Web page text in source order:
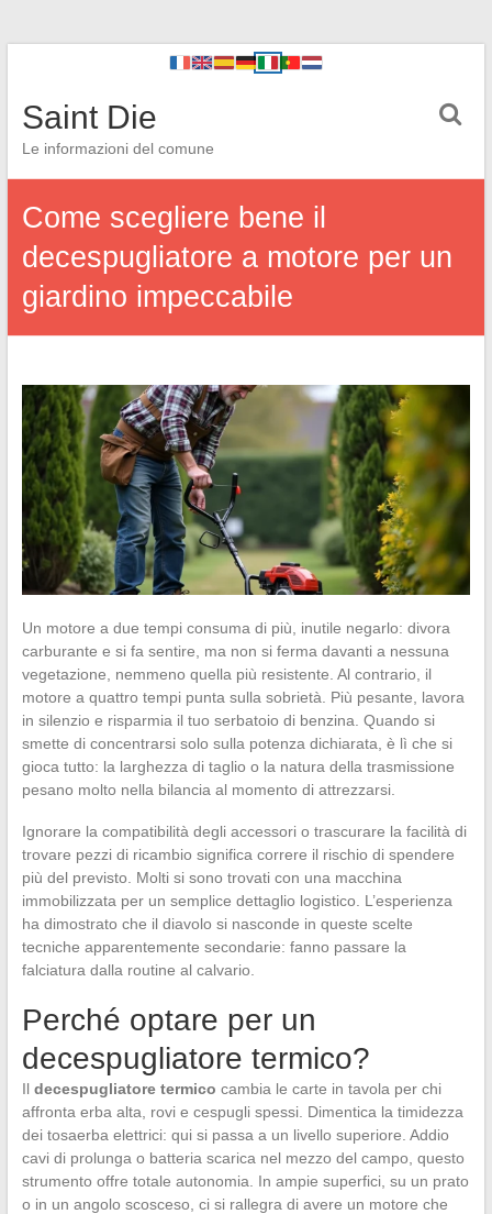
Saint Die
Le informazioni del comune
Come scegliere bene il
decespugliatore a motore per un
giardino impeccabile
Un motore a due tempi consuma di più, inutile negarlo: divora
carburante e si fa sentire, ma non si ferma davanti a nessuna
vegetazione, nemmeno quella più resistente. Al contrario, il
motore a quattro tempi punta sulla sobrietà. Più pesante, lavora
in silenzio e risparmia il tuo serbatoio di benzina. Quando si
smette di concentrarsi solo sulla potenza dichiarata, è lì che si
gioca tutto: la larghezza di taglio o la natura della trasmissione
pesano molto nella bilancia al momento di attrezzarsi.
Ignorare la compatibilità degli accessori o trascurare la facilità di
trovare pezzi di ricambio significa correre il rischio di spendere
più del previsto. Molti si sono trovati con una macchina
immobilizzata per un semplice dettaglio logistico. L’esperienza
ha dimostrato che il diavolo si nasconde in queste scelte
tecniche apparentemente secondarie: fanno passare la
falciatura dalla routine al calvario.
Perché optare per un
decespugliatore termico?
Il decespugliatore termico cambia le carte in tavola per chi
affronta erba alta, rovi e cespugli spessi. Dimentica la timidezza
dei tosaerba elettrici: qui si passa a un livello superiore. Addio
cavi di prolunga o batteria scarica nel mezzo del campo, questo
strumento offre totale autonomia. In ampie superfici, su un prato
o in un angolo scosceso, ci si rallegra di avere un motore che